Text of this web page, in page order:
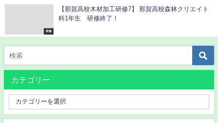
研修
【那賀高校木材加工研修7】 那賀高校森林クリエイト
科1年生 研修終了！
カテゴリー